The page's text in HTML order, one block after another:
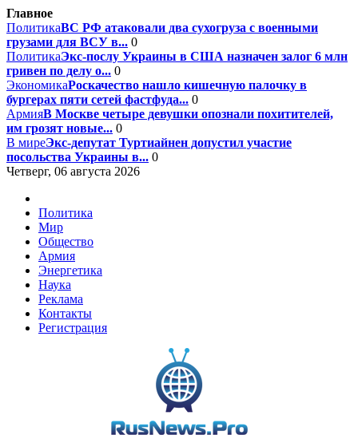
Главное
ПолитикаВС РФ атаковали два сухогруза с военными
грузами для ВСУ в... 0
ПолитикаЭкс-послу Украины в США назначен залог 6 млн
гривен по делу о... 0
ЭкономикаРоскачество нашло кишечную палочку в
бургерах пяти сетей фастфуда... 0
АрмияВ Москве четыре девушки опознали похитителей,
им грозят новые... 0
В миреЭкс-депутат Туртиайнен допустил участие
посольства Украины в... 0
Четверг, 06 августа 2026
Политика
Мир
Общество
Армия
Энергетика
Наука
Реклама
Контакты
Регистрация